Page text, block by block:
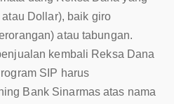
Dollar), baik giro
atau tabungan.
kembali Reksa Dana
SIP harus
Bank Sinarmas atas nama